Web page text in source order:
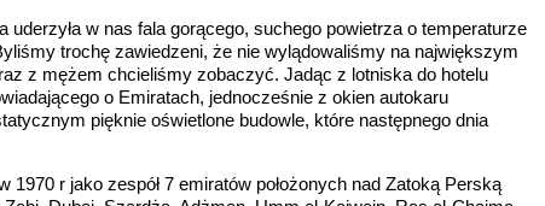
w nas fala gorącego, suchego powietrza o temperaturze
trochę zawiedzeni, że nie wylądowaliśmy na największym
z mężem chcieliśmy zobaczyć. Jadąc z lotniska do hotelu
o Emiratach, jednocześnie z okien autokaru
pięknie oświetlone budowle, które następnego dnia
1970 r jako zespół 7 emiratów położonych nad Zatoką Perską